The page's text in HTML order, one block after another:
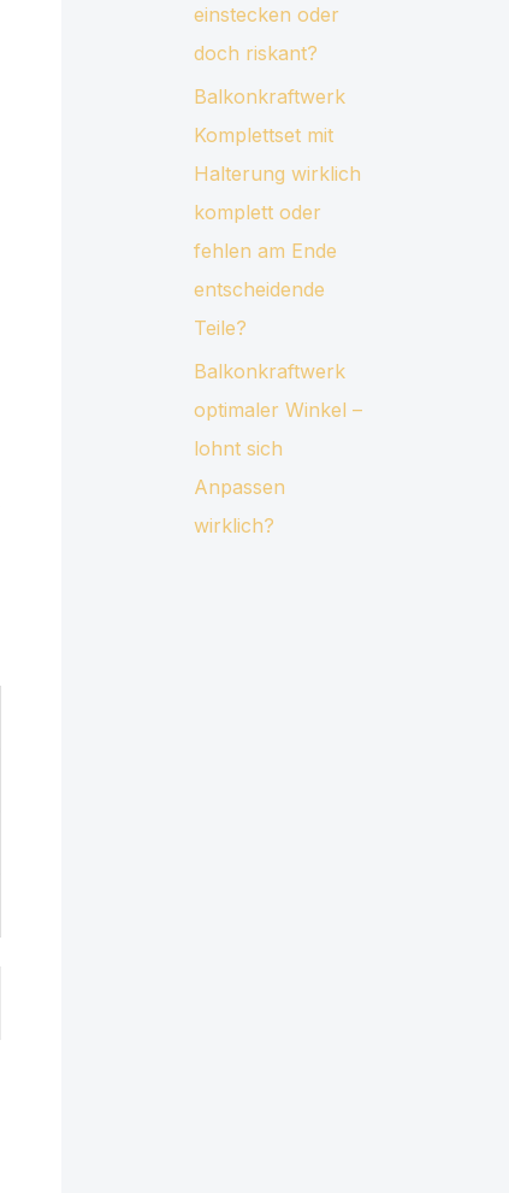
einstecken oder
doch riskant?
Balkonkraftwerk
Komplettset mit
Halterung wirklich
komplett oder
fehlen am Ende
entscheidende
Teile?
Balkonkraftwerk
optimaler Winkel –
lohnt sich
Anpassen
wirklich?